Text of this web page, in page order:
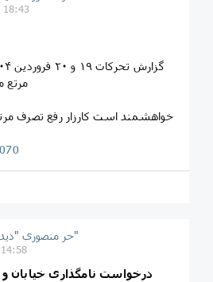
18:43
مرتع
خواهشمند است کارزار رفع تصرف
حر منصوری "دیده بان میانکاله"